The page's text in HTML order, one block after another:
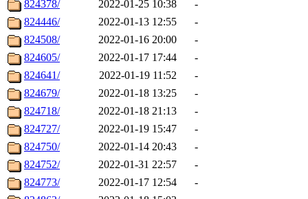
824378/ 2022-01-25 10:38
-
824446/
2022-01-13 12:55
-
824508/
2022-01-16 20:00
-
824605/
2022-01-17 17:44
-
824641/
2022-01-19 11:52
-
824679/
2022-01-18 13:25
-
824718/
2022-01-18 21:13
-
824727/
2022-01-19 15:47
-
824750/
2022-01-14 20:43
-
824752/
2022-01-31 22:57
-
824773/
2022-01-17 12:54
-